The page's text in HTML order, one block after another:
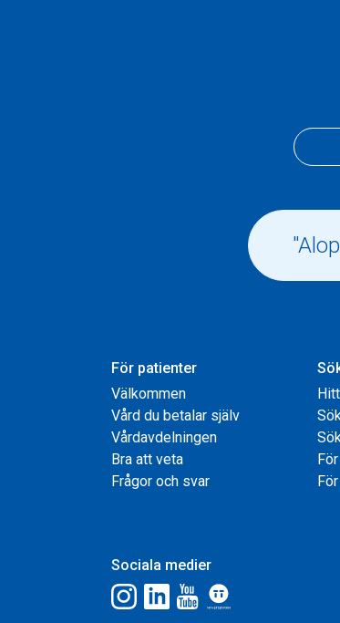
För patienter
Välkommen
Vård du betalar själv
Vårdavdelningen
Bra att veta
Frågor och svar
Sociala medier